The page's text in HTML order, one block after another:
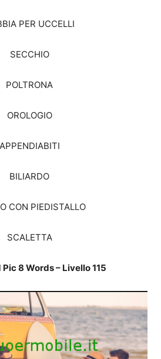
PER UCCELLI
SECCHIO
POLTRONA
OROLOGIO
APPENDIABITI
BILIARDO
CON PIEDISTALLO
SCALETTA
Pic 8 Words – Livello 115